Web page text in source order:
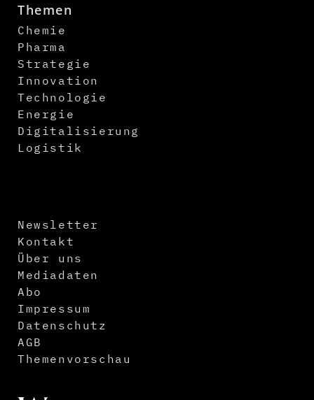
Themen
Chemie
Pharma
Strategie
Innovation
Technologie
Energie
Digitalisierung
Logistik
Newsletter
Kontakt
Über uns
Mediadaten
Abo
Impressum
Datenschutz
AGB
Themenvorschau